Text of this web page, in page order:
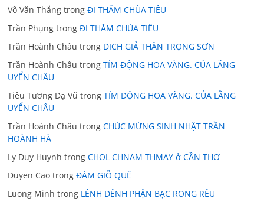
Võ Văn Thắng trongĐI THĂM CHÙA TIÊU
Trần Phụng trongĐI THĂM CHÙA TIÊU
Trần Hoành Châu trong DICH GIẢ THÂN TRỌNG SƠN
Trần Hoành Châu trongTÍM ĐỘNG HOA VÀNG. CỦA LÃNG
UYỂN CHÂU
Tiêu Tương Dạ Vũ trongTÍM ĐỘNG HOA VÀNG. CỦA LÃNG
UYỂN CHÂU
Trần Hoành Châu trongCHÚC MỪNG SINH NHẬT TRẦN
HOÀNH HÀ
Ly Duy Huynh trongCHOL CHNAM THMAY ở CẦN THƠ
Duyen Cao trongĐÁM GIỖ QUÊ
Luong Minh trong LÊNH ĐÊNH PHẬN BẠC RONG RÊU